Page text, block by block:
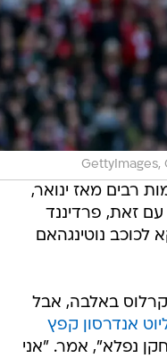
GettyImages,
רבים מאז ינואר,
עם זאת, פרדיננד
לכוכב נוטינגהאם
קרלוס באלבה, אבל
אנדרסון קפץ
נפלא", אמר. "אני